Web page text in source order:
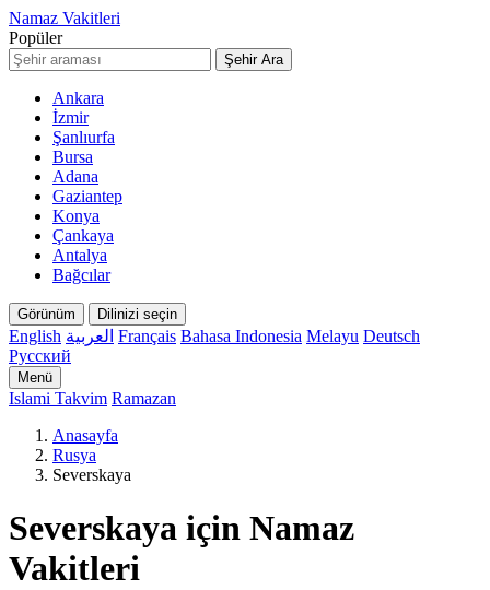
Namaz Vakitleri
Popüler
Şehir Ara
Ankara
İzmir
Şanlıurfa
Bursa
Adana
Gaziantep
Konya
Çankaya
Antalya
Bağcılar
Görünüm Dilinizi seçin
English العربية Français Bahasa Indonesia Melayu Deutsch
Русский
Menü
Islami Takvim Ramazan
Anasayfa
Rusya
Severskaya
Severskaya için Namaz
Vakitleri